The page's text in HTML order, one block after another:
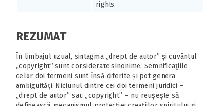
rights
REZUMAT
În limbajul uzual, sintagma „drept de autor” și cuvântul
„copyright” sunt considerate sinonime. Semnificaţiile
celor doi termeni sunt însă diferite și pot genera
ambiguităţi. Niciunul dintre cei doi termeni juridici –
„drept de autor” sau „copyright” – nu reușește să